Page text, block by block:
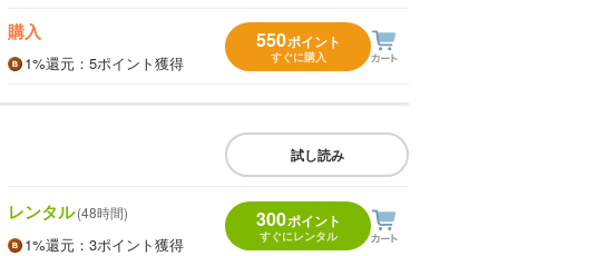
購入
1%還元 ：5ポイント獲得
550ポイント
すぐに購入
試し読み
レンタル(48時間)
1%還元 ：3ポイント獲得
300ポイント
すぐにレンタル